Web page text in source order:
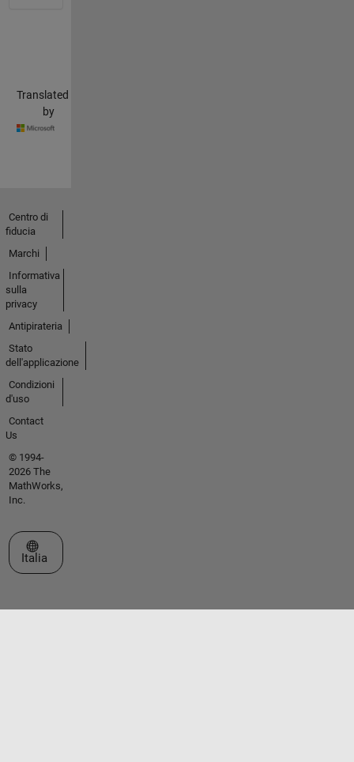
Translated
by
Centro di
fiducia
Marchi
Informativa
sulla
privacy
Antipirateria
Stato
dell'applicazione
Condizioni
d'uso
Contact
Us
© 1994-
2026 The
MathWorks,
Inc.
Seleziona un sito web
Italia